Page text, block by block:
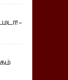
–